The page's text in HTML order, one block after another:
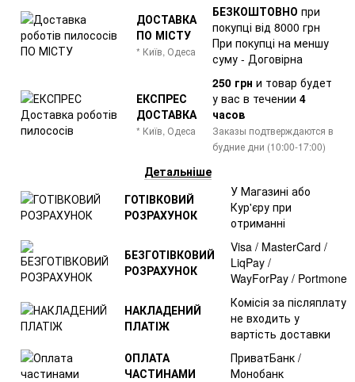
ДОСТАВКА
ПО МІСТУ
* Київ, Одеса
БЕЗКОШТОВНО при
покупці від 8000 грн
При покупці на меншу
суму - Договірна
ЕКСПРЕС
ДОСТАВКА
* Київ, Одеса
250 грн и товар будет
у вас в течении 4
часов
Заказы подтверждаются в
будние дни (10:00-17:00)
Детальніше
ГОТІВКОВИЙ
РОЗРАХУНОК
У Магазині або
Кур'єру при
отриманні
БЕЗГОТІВКОВИЙ
РОЗРАХУНОК
Visa / MasterCard /
LiqPay /
WayForPay / Portmone
НАКЛАДЕНИЙ
ПЛАТІЖ
Комісія за післяплату
не входить у
вартість доставки
ОПЛАТА
ЧАСТИНАМИ
ПриватБанк /
Монобанк